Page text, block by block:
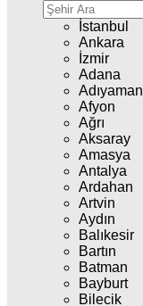
İstanbul
Ankara
İzmir
Adana
Adıyaman
Afyon
Ağrı
Aksaray
Amasya
Antalya
Ardahan
Artvin
Aydın
Balıkesir
Bartın
Batman
Bayburt
Bilecik